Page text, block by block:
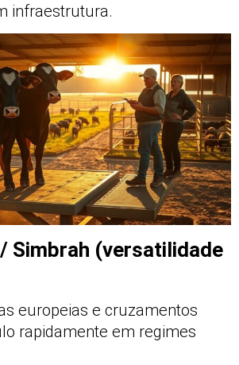
infraestrutura.
Simbrah (versatilidade
europeias e cruzamentos
rapidamente em regimes